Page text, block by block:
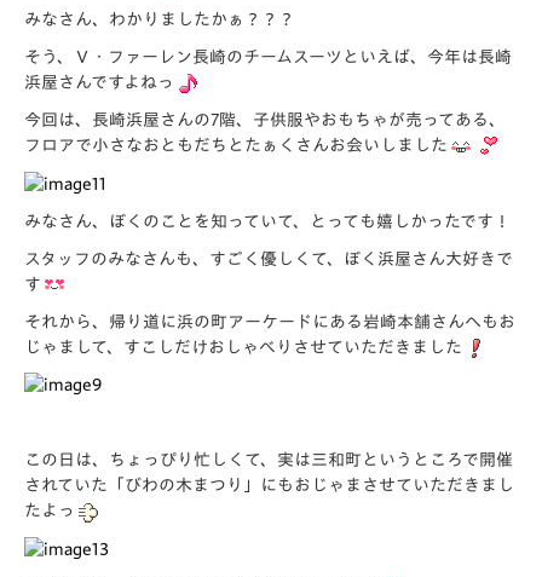
みなさん、わかりましたかぁ？？？
そう、Ｖ・ファーレン長崎のチームスーツといえば、今年は長崎
浜屋さんですよねっ
今回は、長崎浜屋さんの7階、子供服やおもちゃが売ってある、
フロアで小さなおともだちとたぁくさんお会いしました
みなさん、ぼくのことを知っていて、とっても嬉しかったです！
スタッフのみなさんも、すごく優しくて、ぼく浜屋さん大好きで
す
それから、帰り道に浜の町アーケードにある岩崎本舗さんへもお
じゃまして、すこしだけおしゃべりさせていただきました
この日は、ちょっぴり忙しくて、実は三和町というところで開催
されていた「びわの木まつり」にもおじゃまさせていただきまし
たよっ